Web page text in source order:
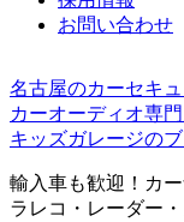
お問い合わせ
名古屋のカーセキュ
カーオーディオ専
キッズガレージの
輸入車も歓迎！カ
ラレコ・レーダー